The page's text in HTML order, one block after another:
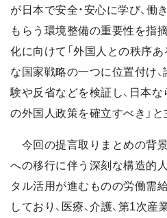
が日本で安全・安心に学び、働
もらう環境整備の重要性を指
化に向けて「外国人との秩序
な国家戦略の一つに位置付け
験や反省などを検証し、日本
の外国人政策を確立すべき」と
今回の提言取りまとめの背
への移行に伴う深刻な構造的
タル活用が進むものの労働需
しており、医療、介護、第1次産